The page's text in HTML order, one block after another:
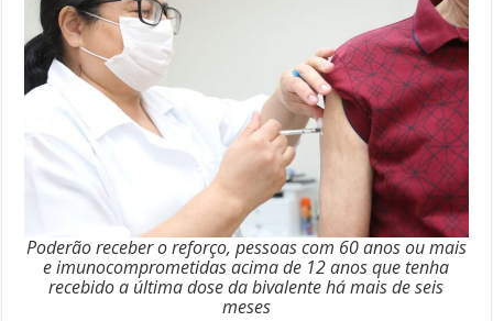
Poderão receber o reforço, pessoas com 60 anos ou mais
e imunocomprometidas acima de 12 anos que tenha
recebido a última dose da bivalente há mais de seis
meses